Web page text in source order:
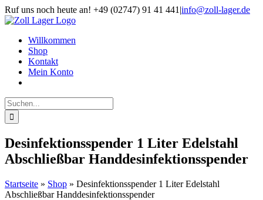
Zum
Inhalt
Ruf uns noch heute an! +49 (02747) 91 41 441 |info@zoll-lager.de
Willkommen
Shop
Kontakt
Mein Konto
Suche
nach:
Desinfektionsspender 1 Liter Edelstahl
Abschließbar Handdesinfektionsspender
Startseite » Shop » Desinfektionsspender 1 Liter Edelstahl
Abschließbar Handdesinfektionsspender